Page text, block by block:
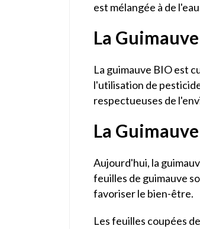
est mélangée à de
La
La guimauve BIO est
l'utilisation de
respectueuses de
La
Aujourd'hui, la
feuilles de guimauve
favoriser le bien-être.
Les feuilles coupées